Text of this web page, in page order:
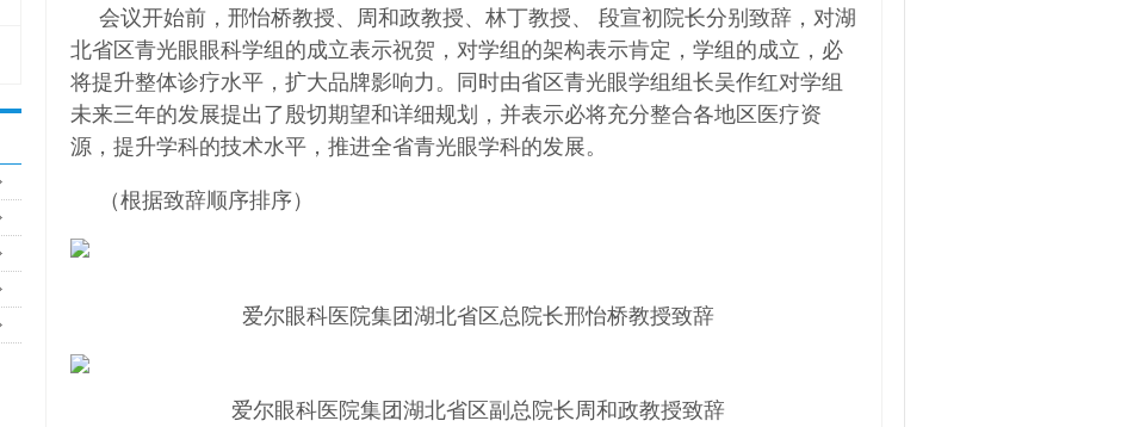
会议开始前，邢怡桥教授、周和政教授、林丁教授、 段宣初院长分别致辞，对湖
北省区青光眼眼科学组的成立表示祝贺，对学组的架构表示肯定，学组的成立，必
将提升整体诊疗水平，扩大品牌影响力。同时由省区青光眼学组组长吴作红对学组
未来三年的发展提出了殷切期望和详细规划，并表示必将充分整合各地区医疗资
源，提升学科的技术水平，推进全省青光眼学科的发展。
（根据致辞顺序排序）
爱尔眼科医院集团湖北省区总院长邢怡桥教授致辞
爱尔眼科医院集团湖北省区副总院长周和政教授致辞